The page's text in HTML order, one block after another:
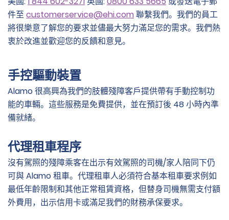
件至customerservice@ehi.com聯繫我們。我們的員工
將很樂意了解您的要求並儘最大努力滿足您的需求。我們熱
衷於改進並歡迎您的反饋和意見。
手控驅動裝置
Alamo 很高興為我們的肢體殘障客戶提供帶有手動控制功
能的車輛。這些服務是免費提供，並在預訂後 48 小時內準
備就緒。
代理租車程序
沒有駕照的殘障乘客在出示有效駕照的司機/家人陪同下仍
可與 Alamo 租車。代理租車人必須符合基本租車要求例如
最低年齡限制和其他正常租賃資格，但替身司機無需支付額
外費用，出示信用卡或滿足我們的財務承保要求。